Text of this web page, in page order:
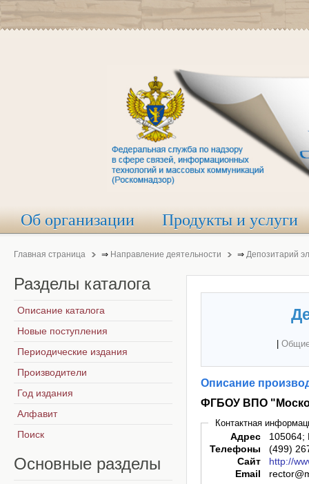
Об организации Продукты и услуги
Главная страница ⇒ Направление деятельности ⇒ Депозитарий
Описание
ФГБОУ ВПО
Контактная
Адрес
105064;
Телефоны
(499)
Сайт
http://
Email
Разделы каталога
Описание каталога
Новые поступления
Периодические издания
Производители
Год издания
Алфавит
Поиск
Основные разделы